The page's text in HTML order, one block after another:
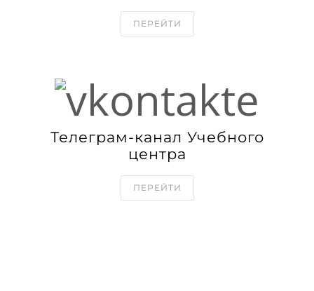
ПЕРЕЙТИ
Телеграм-канал Учебного
центра
ПЕРЕЙТИ